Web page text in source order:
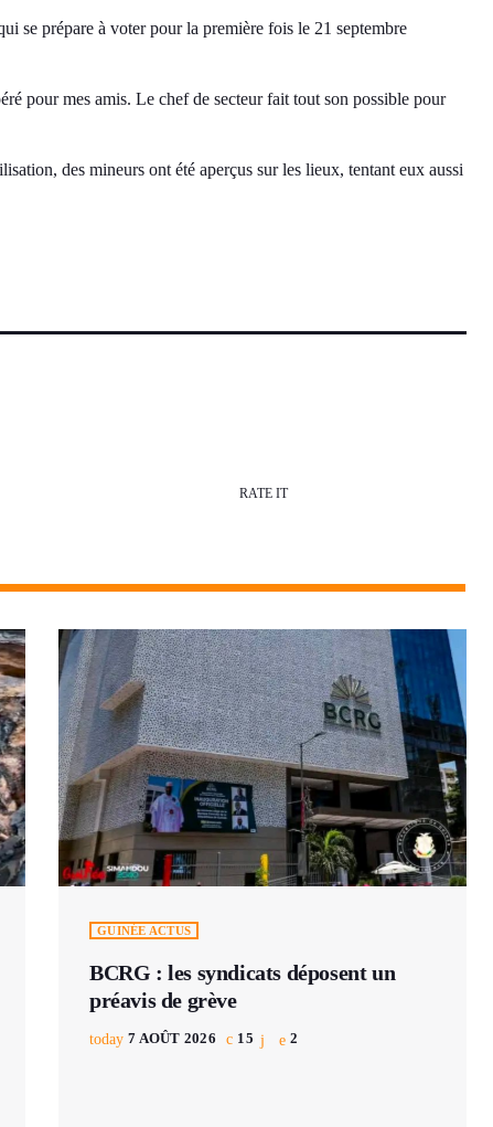
se prépare à voter pour la première fois le 21 septembre
pour mes amis. Le chef de secteur fait tout son possible pour
des mineurs ont été aperçus sur les lieux, tentant eux aussi
RATE IT
GUINÉE ACTUS
BCRG : les syndicats déposent un
préavis de grève
today 7 AOÛT 2026 15 2